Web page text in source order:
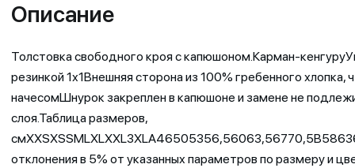
Описание
Толстовка свободного кроя с капюшоном.Карман-
резинкой 1х1Внешняя сторона из 100% гребенного
начесомШнурок закреплен в капюшоне и замене не
слоя.Таблица размеров,
отклонения в 5% от указанных параметров по размеру и